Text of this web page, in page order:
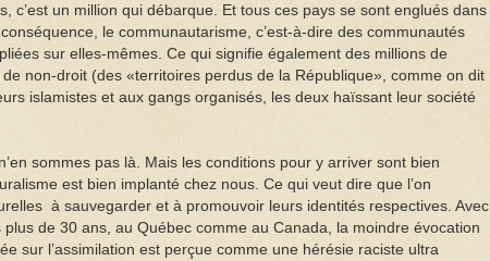
c’est un million qui débarque. Et tous ces pays se sont englués dans
le communautarisme, c’est-à-dire des communautés
sur elles-mêmes. Ce qui signifie également des millions de
non-droit (des «territoires perdus de la République», comme on dit
islamistes et aux gangs organisés, les deux haïssant leur société
sommes pas là. Mais les conditions pour y arriver sont bien
est bien implanté chez nous. Ce qui veut dire que l’on
à sauvegarder et à promouvoir leurs identités respectives. Avec
de 30 ans, au Québec comme au Canada, la moindre évocation
sur l’assimilation est perçue comme une hérésie raciste ultra